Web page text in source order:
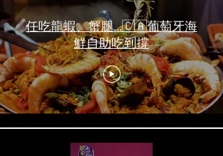
任吃龍蝦、蟹腿…🇨🇦葡萄牙海
鮮自助吃到撐